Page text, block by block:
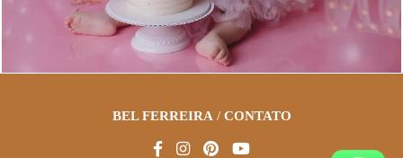
BEL FERREIRA / CONTATO